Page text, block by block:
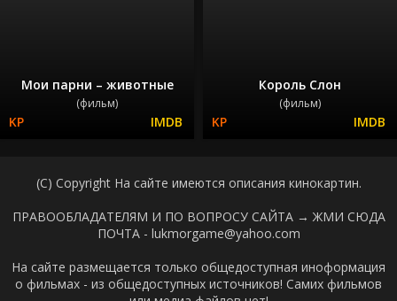
Мои парни – животные
(фильм)
Король Слон
(фильм)
(C) Copyright На сайте имеются описания кинокартин.
ПРАВООБЛАДАТЕЛЯМ И ПО ВОПРОСУ САЙТА → ЖМИ СЮДА
ПОЧТА - lukmorgame@yahoo.com
На сайте размещается только общедоступная иноформация
о фильмах - из общедоступных источников! Самих фильмов